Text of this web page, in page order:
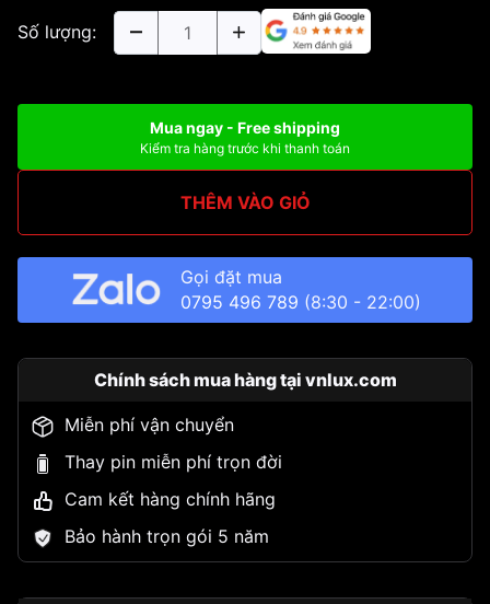
Số lượng:
Mua ngay - Free shipping
Kiểm tra hàng trước khi thanh toán
THÊM VÀO GIỎ
Gọi đặt mua
0795 496 789 (8:30 - 22:00)
Chính sách mua hàng tại vnlux.com
Miễn phí vận chuyển
Thay pin miễn phí trọn đời
Cam kết hàng chính hãng
Bảo hành trọn gói 5 năm